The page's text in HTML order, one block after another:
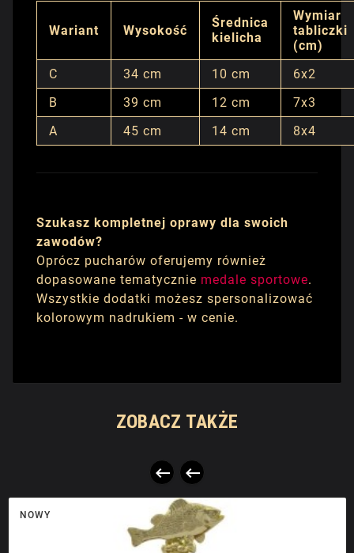
Wariant Wysokość
Średnica
kielicha
Wymiar
tabliczki
(cm)
C
34 cm 10 cm
6x2
B
39 cm 12 cm
7x3
A
45 cm 14 cm 8x4
Szukasz kompletnej oprawy dla swoich
zawodów?
Oprócz pucharów oferujemy również
dopasowane tematycznie medale sportowe.
Wszystkie dodatki możesz spersonalizować
kolorowym nadrukiem - w cenie.
ZOBACZ TAKŻE
 
NOWY